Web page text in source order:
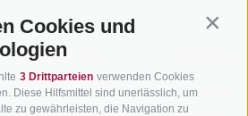
Cookies und
3 Drittparteien verwenden Cookies
Diese Hilfsmittel sind unerlässlich, um
zu gewährleisten, die Navigation zu
BIKEN IN
SÜDTIROL
Kontakt